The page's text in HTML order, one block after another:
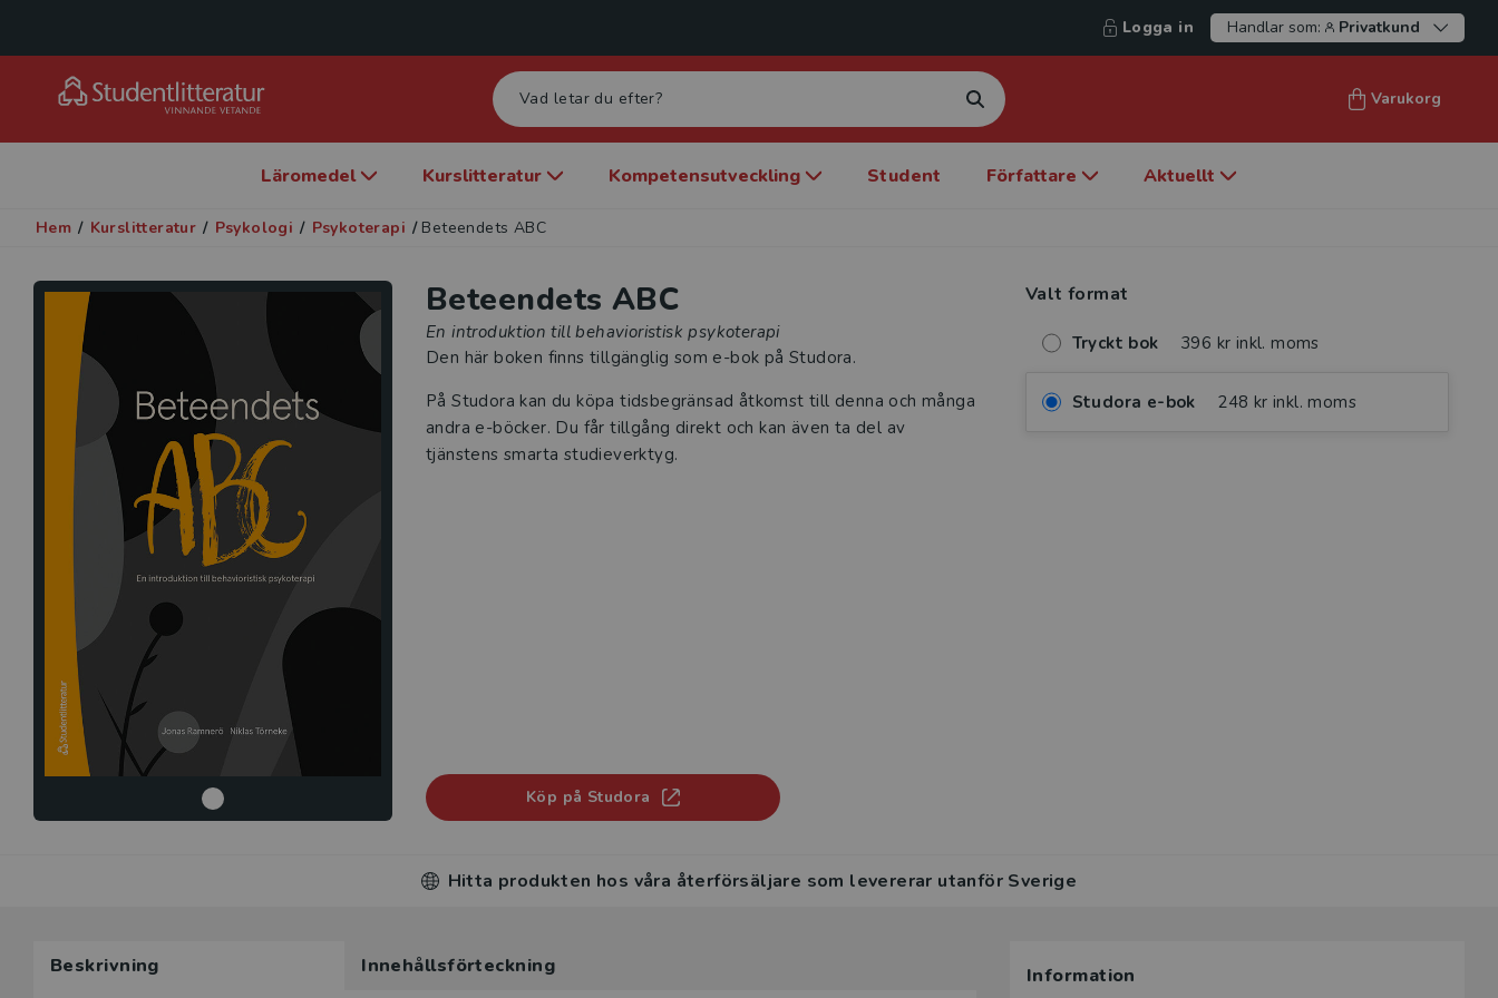
Logga in Handlar som: Privatkund
Varukorg
Läromedel Kurslitteratur Kompetensutveckling Student Författare Aktuellt
Hem / Kurslitteratur / Psykologi / Psykoterapi / Beteendets ABC
Beteendets ABC
En introduktion till behavioristisk psykoterapi
Den här boken finns tillgänglig som e-bok på Studora.
På Studora kan du köpa tidsbegränsad åtkomst till denna och många
andra e-böcker. Du får tillgång direkt och kan även ta del av
tjänstens smarta studieverktyg.
Köp på Studora
Valt format
Tryckt bok 396 kr inkl. moms
Studora e-bok 248 kr inkl. moms
Hitta produkten hos våra återförsäljare som levererar utanför Sverige
Beskrivning Innehållsförteckning Information